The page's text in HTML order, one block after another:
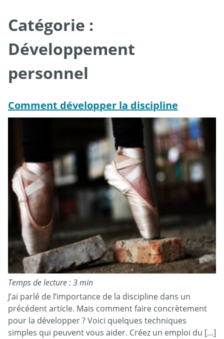
Catégorie :
Développement
personnel
Comment développer la discipline
Temps de lecture : 3 min
J’ai parlé de l’importance de la discipline dans un
précédent article. Mais comment faire concrètement
pour la développer ? Voici quelques techniques
simples qui peuvent vous aider. Créez un emploi du […]